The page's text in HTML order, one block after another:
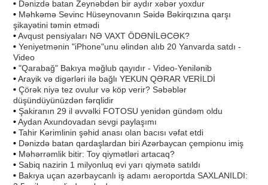
• Dənizdə batan Zeynəbdən bir aydır xəbər yoxdur
• Məhkəmə Sevinc Hüseynovanın Səidə Bəkirqızına qarşı
şikayətini təmin etmədi
•Avqust pensiyaları NƏ VAXT ÖDƏNİLƏCƏK?
• Yeniyetmənin "iPhone"unu əlindən alıb 20 Yanvarda satdı -
Video
• "Qarabağ" Bakıya məğlub qayıdır - Video-Yenilənib
•Arayik və digərləri ilə bağlı YEKUN QƏRAR VERİLDİ
• Çörək niyə tez ovulur və köp verir? Səbəblər
düşündüyünüzdən fərqlidir
• Şakiranın 29 il əvvəlki FOTOSU yenidən gündəm oldu
•Aydan Axundovadan sevgi paylaşımı
• Tahir Kərimlinin şəhid anası olan bacısı vəfat etdi
• Dənizdə batan qardaşlardan biri Azərbaycan çempionu imiş
• Məhərrəmlik bitir: Toy qiymətləri artacaq?
• Sabiq nazirin 1 milyonluq evi yarı qiymətə satıldı
• Bakıya uçan azərbaycanlı iş adamı aeroportda SAXLANILDI: